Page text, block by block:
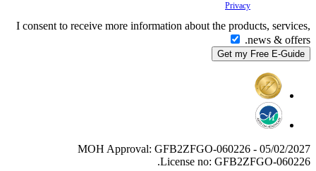
Privacy
I consent to receive more information about the products, services,
news & offers.
MOH Approval: GFB2ZFGO-060226 - 05/02/2027
License no: GFB2ZFGO-060226.